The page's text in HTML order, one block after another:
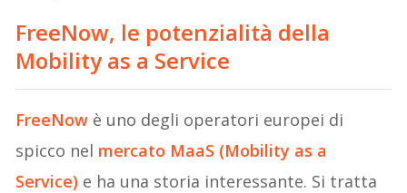
FreeNow, le potenzialità della
Mobility as a Service
FreeNow è uno degli operatori europei di
spicco nel mercato MaaS (Mobility as a
Service) e ha una storia interessante. Si tratta